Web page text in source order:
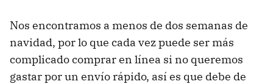
Nos encontramos a menos de dos semanas de
navidad, por lo que cada vez puede ser más
complicado comprar en línea si no queremos
gastar por un envío rápido, así es que debe de